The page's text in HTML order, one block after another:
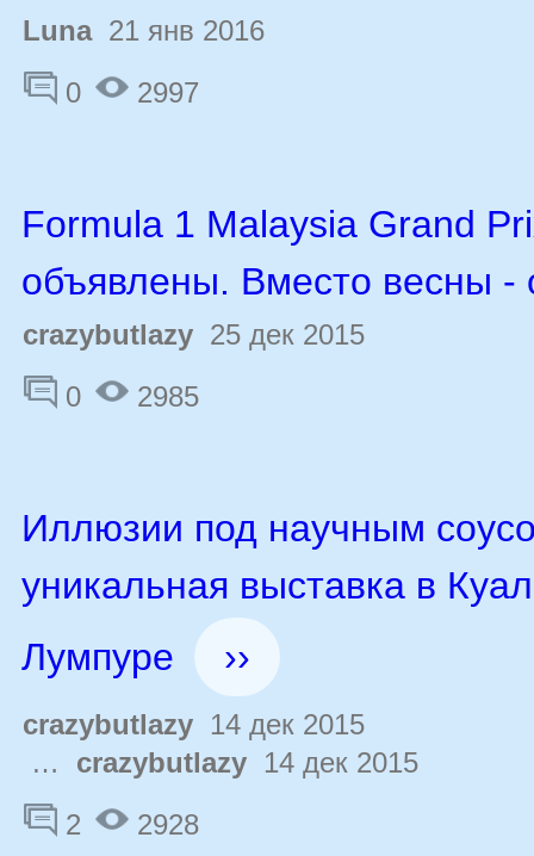
Luna21 янв 2016
0
2997
Formula 1 Malaysia Grand
объявлены. Вместо весны -
crazybutlazy 25 дек 2015
0
2985
Иллюзии под научным
уникальная выставка в
Лумпуре
››
crazybutlazy 14 дек 2015
… crazybutlazy 14 дек 2015
2
2928